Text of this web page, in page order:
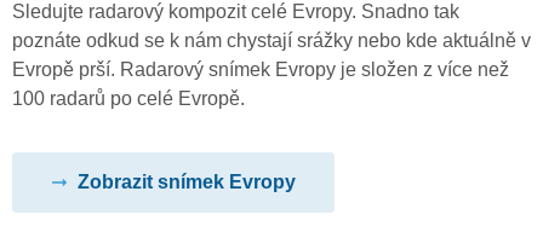
Sledujte radarový kompozit celé Evropy. Snadno tak
poznáte odkud se k nám chystají srážky nebo kde aktuálně v
Evropě prší. Radarový snímek Evropy je složen z více než
100 radarů po celé Evropě.
Zobrazit snímek Evropy